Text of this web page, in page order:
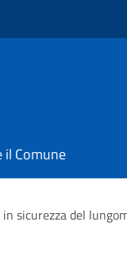
il Comune
in sicurezza del